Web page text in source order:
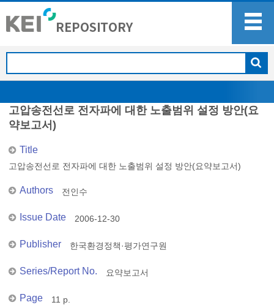
고압송전선로 전자파에 대한 노출범위 설정 방안(요
약보고서)
Title
고압송전선로 전자파에 대한 노출범위 설정 방안(요약보고서)
Authors 전인수
Issue Date 2006-12-30
Publisher 한국환경정책·평가연구원
Series/Report No. 요약보고서
Page 11 p.